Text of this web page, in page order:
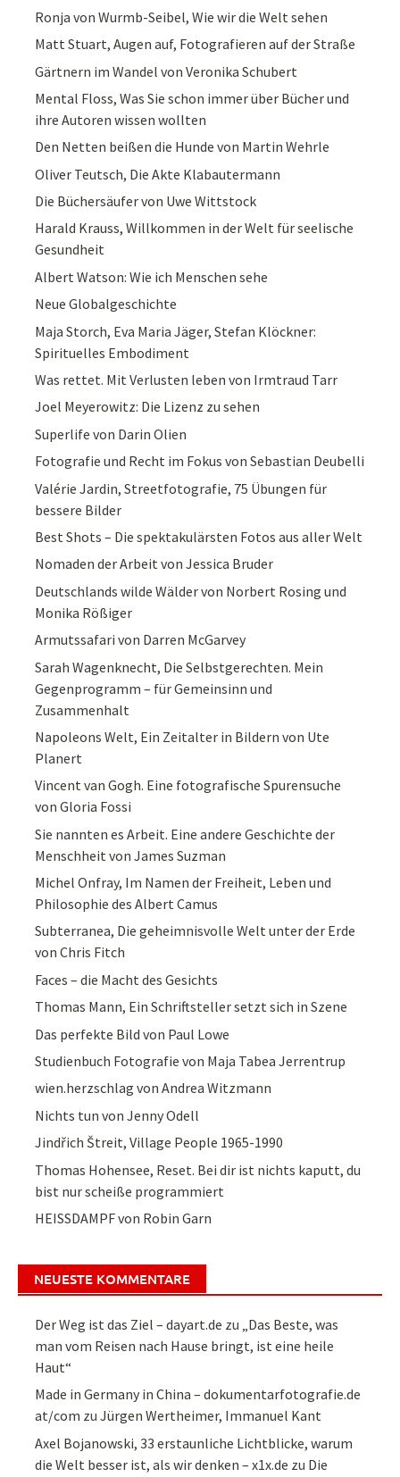
Ronja von Wurmb-Seibel, Wie wir die Welt sehen
Matt Stuart, Augen auf, Fotografieren auf der Straße
Gärtnern im Wandel von Veronika Schubert
Mental Floss, Was Sie schon immer über Bücher und
ihre Autoren wissen wollten
Den Netten beißen die Hunde von Martin Wehrle
Oliver Teutsch, Die Akte Klabautermann
Die Büchersäufer von Uwe Wittstock
Harald Krauss, Willkommen in der Welt für seelische
Gesundheit
Albert Watson: Wie ich Menschen sehe
Neue Globalgeschichte
Maja Storch, Eva Maria Jäger, Stefan Klöckner:
Spirituelles Embodiment
Was rettet. Mit Verlusten leben von Irmtraud Tarr
Joel Meyerowitz: Die Lizenz zu sehen
Superlife von Darin Olien
Fotografie und Recht im Fokus von Sebastian Deubelli
Valérie Jardin, Streetfotografie, 75 Übungen für
bessere Bilder
Best Shots – Die spektakulärsten Fotos aus aller Welt
Nomaden der Arbeit von Jessica Bruder
Deutschlands wilde Wälder von Norbert Rosing und
Monika Rößiger
Armutssafari von Darren McGarvey
Sarah Wagenknecht, Die Selbstgerechten. Mein
Gegenprogramm – für Gemeinsinn und
Zusammenhalt
Napoleons Welt, Ein Zeitalter in Bildern von Ute
Planert
Vincent van Gogh. Eine fotografische Spurensuche
von Gloria Fossi
Sie nannten es Arbeit. Eine andere Geschichte der
Menschheit von James Suzman
Michel Onfray, Im Namen der Freiheit, Leben und
Philosophie des Albert Camus
Subterranea, Die geheimnisvolle Welt unter der Erde
von Chris Fitch
Faces – die Macht des Gesichts
Thomas Mann, Ein Schriftsteller setzt sich in Szene
Das perfekte Bild von Paul Lowe
Studienbuch Fotografie von Maja Tabea Jerrentrup
wien.herzschlag von Andrea Witzmann
Nichts tun von Jenny Odell
Jindřich Štreit, Village People 1965-1990
Thomas Hohensee, Reset. Bei dir ist nichts kaputt, du
bist nur scheiße programmiert
HEISSDAMPF von Robin Garn
NEUESTE KOMMENTARE
Der Weg ist das Ziel – dayart.de zu „Das Beste, was
man vom Reisen nach Hause bringt, ist eine heile
Haut“
Made in Germany in China – dokumentarfotografie.de
at/com zuJürgen Wertheimer, Immanuel Kant
Axel Bojanowski, 33 erstaunliche Lichtblicke, warum
die Welt besser ist, als wir denken – x1x.de zu Die